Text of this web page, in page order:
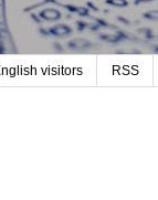
visitors RSS